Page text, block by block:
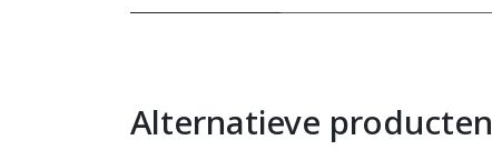
Alternatieve producten